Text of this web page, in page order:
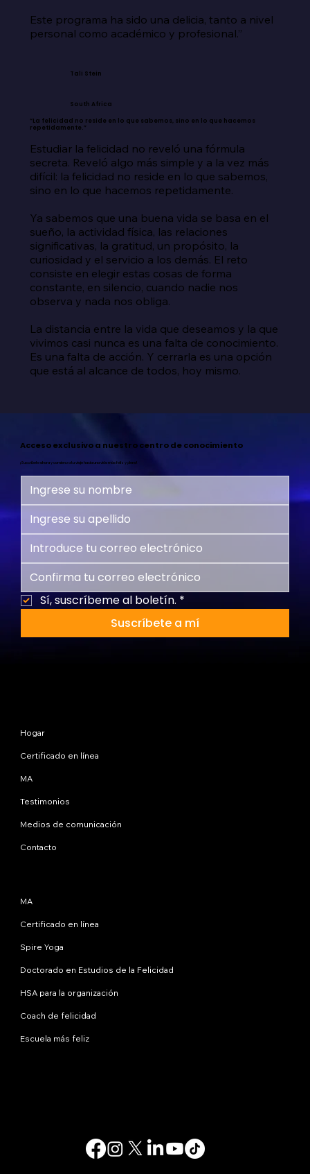
Este programa ha sido una delicia, tanto a nivel
personal como académico y profesional.”
Tali Stein
South Africa
“La felicidad no reside en lo que sabemos, sino en lo que hacemos
repetidamente.”
Estudiar la felicidad no reveló una fórmula
secreta. Reveló algo más simple y a la vez más
difícil: la felicidad no reside en lo que sabemos,
sino en lo que hacemos repetidamente.
Ya sabemos que una buena vida se basa en el
sueño, la actividad física, las relaciones
significativas, la gratitud, un propósito, la
curiosidad y el servicio a los demás. El reto
consiste en elegir estas cosas de forma
constante, en silencio, cuando nadie nos
observa y nada nos obliga.
La distancia entre la vida que deseamos y la que
vivimos casi nunca es una falta de conocimiento.
Es una falta de acción. Y cerrarla es una opción
que está al alcance de todos, hoy mismo.
Acceso exclusivo a nuestro centro de conocimiento
¡Suscríbete ahora y comienza tu viaje hacia una vida más feliz y plena!
Sí, suscríbeme al boletín. *
Suscríbete a mí
Hogar
Certificado en línea
MA
Testimonios
Medios de comunicación
Contacto
MA
Certificado en línea
Spire Yoga
Doctorado en Estudios de la Felicidad
HSA para la organización
Coach de felicidad
Escuela más feliz